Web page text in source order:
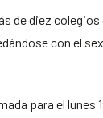
de diez colegios
con el
para el lunes